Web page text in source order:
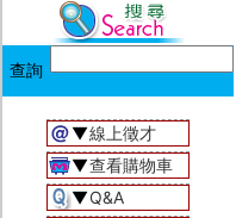
▼線上徵才
▼查看購物車
▼Q&A